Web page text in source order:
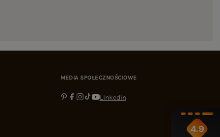
MEDIA SPOŁECZNOŚCIOWE
Linkedin
4.9